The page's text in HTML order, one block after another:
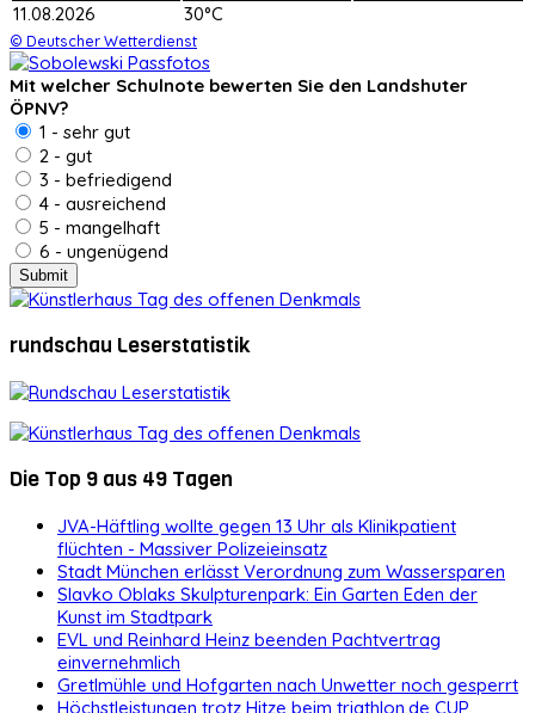
11.08.2026
30°C
© Deutscher Wetterdienst
Mit welcher Schulnote bewerten Sie den Landshuter
ÖPNV?
1 - sehr gut
2 - gut
3 - befriedigend
4 - ausreichend
5 - mangelhaft
6 - ungenügend
rundschau Leserstatistik
Die Top 9 aus 49 Tagen
JVA-Häftling wollte gegen 13 Uhr als Klinikpatient
flüchten - Massiver Polizeieinsatz
Stadt München erlässt Verordnung zum Wassersparen
Slavko Oblaks Skulpturenpark: Ein Garten Eden der
Kunst im Stadtpark
EVL und Reinhard Heinz beenden Pachtvertrag
einvernehmlich
Gretlmühle und Hofgarten nach Unwetter noch gesperrt
Höchstleistungen trotz Hitze beim triathlon.de CUP